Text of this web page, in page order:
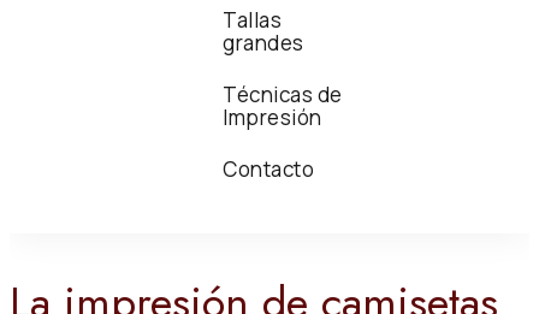
Tallas
grandes
Técnicas de
Impresión
Contacto